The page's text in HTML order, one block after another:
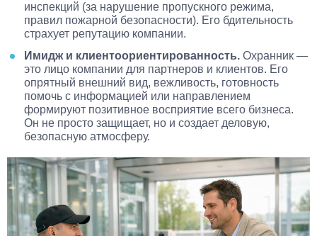
инспекций (за нарушение пропускного режима,
правил пожарной безопасности). Его бдительность
страхует репутацию компании.
Имидж и клиентоориентированность. Охранник —
это лицо компании для партнеров и клиентов. Его
опрятный внешний вид, вежливость, готовность
помочь с информацией или направлением
формируют позитивное восприятие всего бизнеса.
Он не просто защищает, но и создает деловую,
безопасную атмосферу.